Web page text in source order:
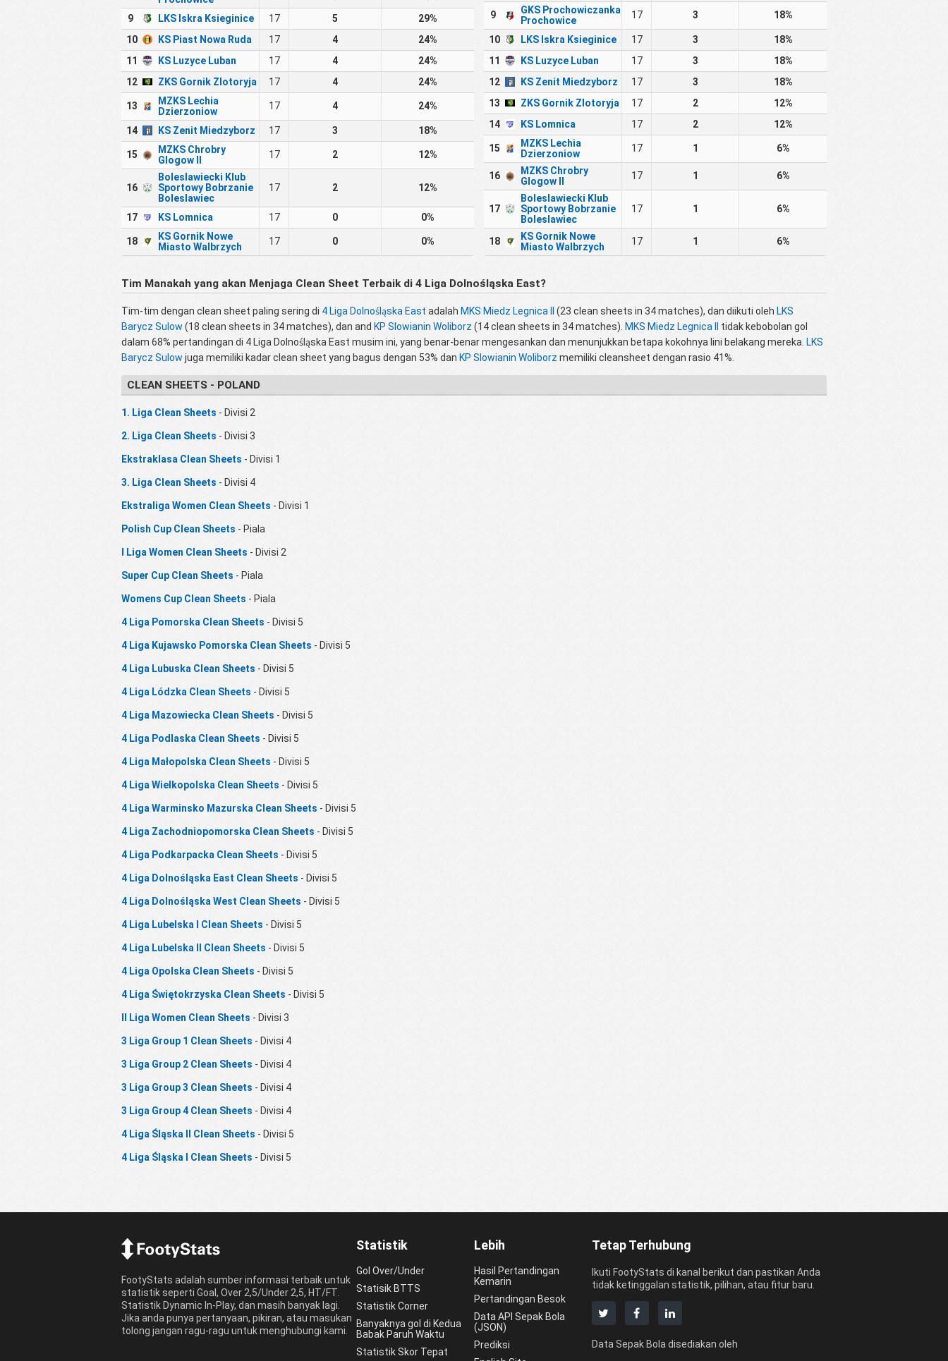
9 LKS Iskra Ksieginice 17 5
29%
10
KS Piast Nowa Ruda 17 4
24%
11
KS Luzyce Luban 17 4
24%
12
ZKS Gornik Zlotoryja 17 4 24%
13
MZKS Lechia
Dzierzoniow
17 4 24%
14 KS Zenit Miedzyborz 17 3 18%
15
MZKS Chrobry
Glogow II
17 2 12%
16
Boleslawiecki Klub
Sportowy Bobrzanie
Boleslawiec
17 2 12%
17 KS Lomnica 17 0 0%
18
KS Gornik Nowe
Miasto Walbrzych
17 0 0%
9
GKS Prochowiczanka
Prochowice
17 3 18%
10 LKS Iskra Ksieginice 17 3
18%
11
KS Luzyce Luban 17 3
18%
12
KS Zenit Miedzyborz 17 3
18%
13
ZKS Gornik Zlotoryja 17 2
12%
14
KS Lomnica 17 2 12%
15
MZKS Lechia
Dzierzoniow
17 1 6%
16
MZKS Chrobry
Glogow II
17 1 6%
17
Boleslawiecki Klub
Sportowy Bobrzanie
Boleslawiec
17 1 6%
18
KS Gornik Nowe
Miasto Walbrzych
17 1 6%
Tim Manakah yang akan Menjaga Clean Sheet Terbaik di 4 Liga Dolnośląska East?
Tim-tim dengan clean sheet paling sering di 4 Liga Dolnośląska East adalah MKS Miedz Legnica II (23 clean sheets in 34 matches), dan diikuti oleh LKS
Barycz Sulow (18 clean sheets in 34 matches), dan and KP Slowianin Woliborz (14 clean sheets in 34 matches). MKS Miedz Legnica II
tidak kebobolan gol
dalam 68% pertandingan di 4 Liga Dolnośląska East musim ini, yang benar-benar mengesankan dan menunjukkan betapa kokohnya lini belakang mereka. LKS
Barycz Sulow juga memiliki kadar clean sheet yang bagus dengan 53% dan KP Slowianin Woliborz memiliki cleansheet dengan rasio 41%.
CLEAN SHEETS - POLAND
1. Liga Clean Sheets - Divisi 2
2. Liga Clean Sheets - Divisi 3
Ekstraklasa Clean Sheets - Divisi 1
3. Liga Clean Sheets - Divisi 4
Ekstraliga Women Clean Sheets - Divisi 1
Polish Cup Clean Sheets - Piala
I Liga Women Clean Sheets - Divisi 2
Super Cup Clean Sheets - Piala
Womens Cup Clean Sheets - Piala
4 Liga Pomorska Clean Sheets - Divisi 5
4 Liga Kujawsko Pomorska Clean Sheets - Divisi 5
4 Liga Lubuska Clean Sheets - Divisi 5
4 Liga Lódzka Clean Sheets - Divisi 5
4 Liga Mazowiecka Clean Sheets - Divisi 5
4 Liga Podlaska Clean Sheets - Divisi 5
4 Liga Małopolska Clean Sheets - Divisi 5
4 Liga Wielkopolska Clean Sheets - Divisi 5
4 Liga Warminsko Mazurska Clean Sheets - Divisi 5
4 Liga Zachodniopomorska Clean Sheets - Divisi 5
4 Liga Podkarpacka Clean Sheets - Divisi 5
4 Liga Dolnośląska East Clean Sheets - Divisi 5
4 Liga Dolnośląska West Clean Sheets - Divisi 5
4 Liga Lubelska I Clean Sheets - Divisi 5
4 Liga Lubelska II Clean Sheets - Divisi 5
4 Liga Opolska Clean Sheets - Divisi 5
4 Liga Świętokrzyska Clean Sheets - Divisi 5
II Liga Women Clean Sheets - Divisi 3
3 Liga Group 1 Clean Sheets - Divisi 4
3 Liga Group 2 Clean Sheets - Divisi 4
3 Liga Group 3 Clean Sheets - Divisi 4
3 Liga Group 4 Clean Sheets - Divisi 4
4 Liga Śląska II Clean Sheets - Divisi 5
4 Liga Śląska I Clean Sheets - Divisi 5
FootyStats adalah sumber informasi terbaik untuk
statistik seperti Goal, Over 2,5/Under 2,5, HT/FT.
Statistik Dynamic In-Play, dan masih banyak lagi.
Jika anda punya pertanyaan, pikiran, atau masukan
tolong jangan ragu-ragu untuk menghubungi kami.
Statistik
Gol Over/Under
Statisik BTTS
Statistik Corner
Banyaknya gol di Kedua
Babak Paruh Waktu
Statistik Skor Tepat
Lebih
Hasil Pertandingan
Kemarin
Pertandingan Besok
Data API Sepak Bola
(JSON)
Prediksi
Tetap Terhubung
Ikuti FootyStats di kanal berikut dan pastikan Anda
tidak ketinggalan statistik, pilihan, atau fitur baru.
Data Sepak Bola disediakan oleh